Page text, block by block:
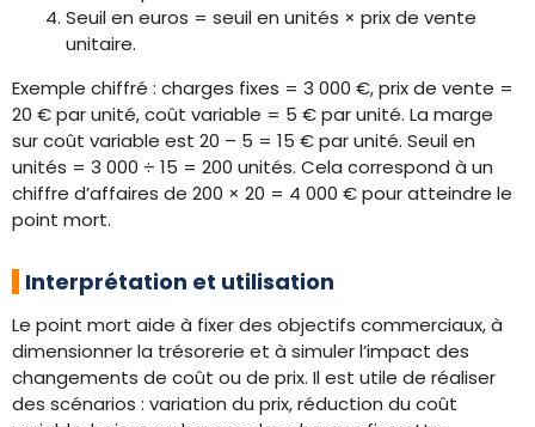
Seuil en euros = seuil en unités × prix de vente
unitaire.
Exemple chiffré : charges fixes = 3 000 €, prix de vente =
20 € par unité, coût variable = 5 € par unité. La marge
sur coût variable est 20 – 5 = 15 € par unité. Seuil en
unités = 3 000 ÷ 15 = 200 unités. Cela correspond à un
chiffre d’affaires de 200 × 20 = 4 000 € pour atteindre le
point mort.
Interprétation et utilisation
Le point mort aide à fixer des objectifs commerciaux, à
dimensionner la trésorerie et à simuler l’impact des
changements de coût ou de prix. Il est utile de réaliser
des scénarios : variation du prix, réduction du coût